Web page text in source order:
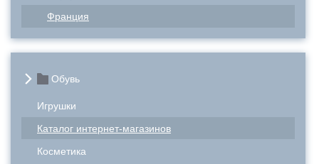
Франция
Обувь
Игрушки
Каталог интернет-магазинов
Косметика